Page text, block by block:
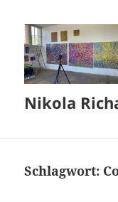
Nikola
Schlagwort: